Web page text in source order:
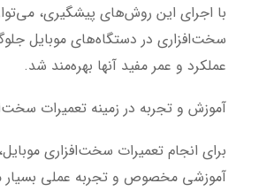
با اجرای این روش‌های پیشگیری،
سخت‌افزاری در دستگاه‌های موبایل
عملکرد و عمر مفید آنها بهره‌مند شد.
آموزش و تجربه در زمینه تعمیرات
برای انجام تعمیرات سخت‌افزاری
آموزشی مخصوص و تجربه عملی